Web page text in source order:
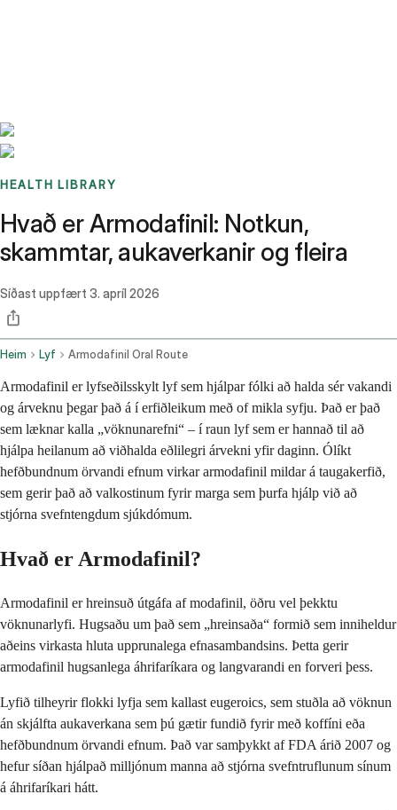
HEALTH LIBRARY
Hvað er Armodafinil: Notkun,
skammtar, aukaverkanir og fleira
Síðast uppfært 3. apríl 2026
Heim Lyf Armodafinil Oral Route
Armodafinil er lyfseðilsskylt lyf sem hjálpar fólki að halda sér vakandi
og árveknu þegar það á í erfiðleikum með of mikla syfju. Það er það
sem læknar kalla „vöknunarefni“ – í raun lyf sem er hannað til að
hjálpa heilanum að viðhalda eðlilegri árvekni yfir daginn. Ólíkt
hefðbundnum örvandi efnum virkar armodafinil mildar á taugakerfið,
sem gerir það að valkostinum fyrir marga sem þurfa hjálp við að
stjórna svefntengdum sjúkdómum.
Hvað er Armodafinil?
Armodafinil er hreinsuð útgáfa af modafinil, öðru vel þekktu
vöknunarlyfi. Hugsaðu um það sem „hreinsaða“ formið sem inniheldur
aðeins virkasta hluta upprunalega efnasambandsins. Þetta gerir
armodafinil hugsanlega áhrifaríkara og langvarandi en forveri þess.
Lyfið tilheyrir flokki lyfja sem kallast eugeroics, sem stuðla að vöknun
án skjálfta aukaverkana sem þú gætir fundið fyrir með koffíni eða
hefðbundnum örvandi efnum. Það var samþykkt af FDA árið 2007 og
hefur síðan hjálpað milljónum manna að stjórna svefntruflunum sínum
á áhrifaríkari hátt.